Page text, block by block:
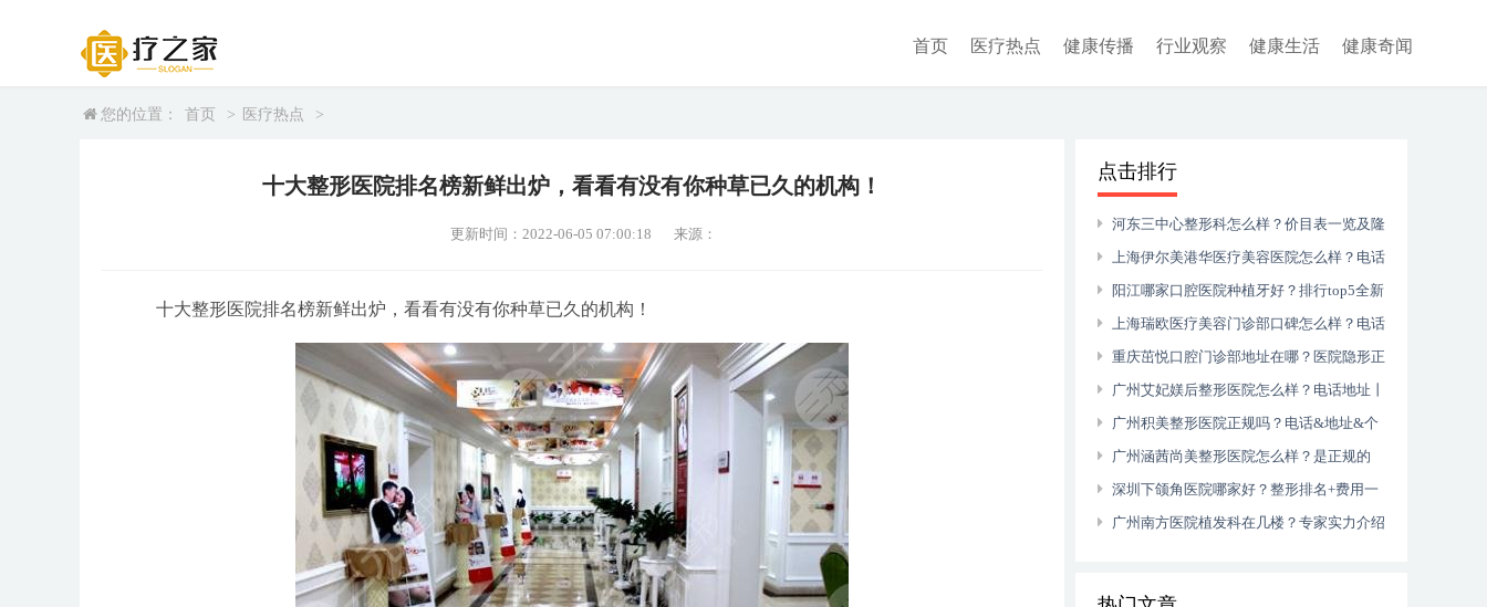
首页 医疗热点 健康传播 行业观察 健康生活 健康奇闻
您的位置： 首页 > 医疗热点 >
十大整形医院排名榜新鲜出炉，看看有没有你种草已久的机构！
更新时间：2022-06-05 07:00:18 来源：
十大整形医院排名榜新鲜出炉，看看有没有你种草已久的机构！
点击排行
河东三中心整形科怎么样？价目表一览及隆
胸恢复过程记录~
上海伊尔美港华医疗美容医院怎么样？电话
地址丨牙齿矫正图片
阳江哪家口腔医院种植牙好？排行top5全新
颁布~
上海瑞欧医疗美容门诊部口碑怎么样？电话
地址丨开眼角手术分享
重庆茁悦口腔门诊部地址在哪？医院隐形正
畸怎么样？附口腔医生介绍
广州艾妃媄后整形医院怎么样？电话地址丨
腰腹吸脂图片分享
广州积美整形医院正规吗？电话&地址&个
人隆鼻经历
广州涵茜尚美整形医院怎么样？是正规的
吗？附2021价格表~
深圳下颌角医院哪家好？整形排名+费用一
览！华侨、美莱、非凡等上榜~
广州南方医院植发科在几楼？专家实力介绍